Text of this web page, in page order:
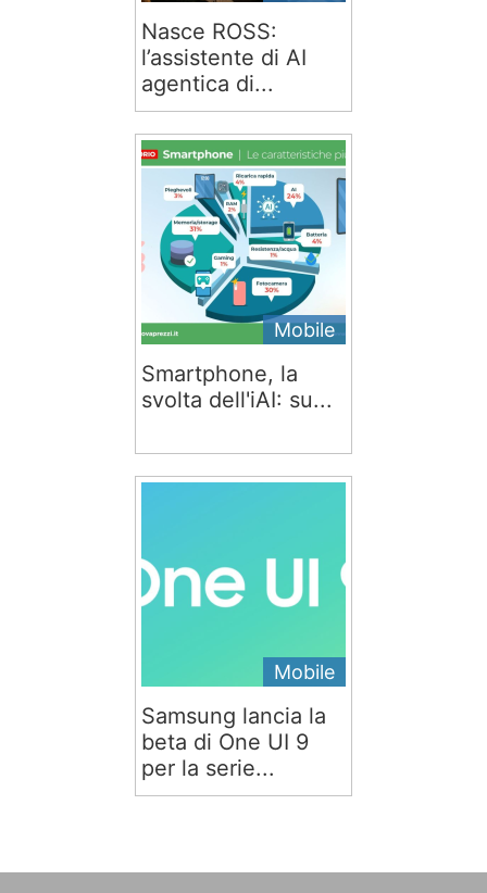
Nasce ROSS:
l’assistente di AI
agentica di...
Mobile
Smartphone, la
svolta dell'iAI: su...
Mobile
Samsung lancia la
beta di One UI 9
per la serie...